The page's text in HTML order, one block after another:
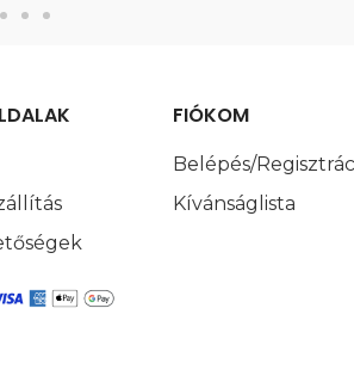
FIÓKOM
Belépés/
Kívánságlista